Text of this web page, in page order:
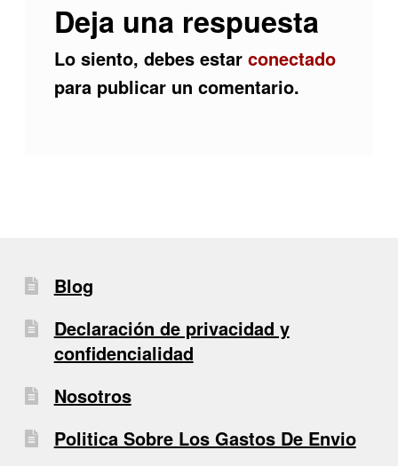
Deja una respuesta
Lo siento, debes estar conectado
para publicar un comentario.
Blog
Declaración de privacidad y
confidencialidad
Nosotros
Politica Sobre Los Gastos De Envio